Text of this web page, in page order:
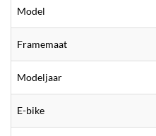
Model
Framemaat
Modeljaar
E-bike